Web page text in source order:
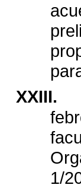
XXIII.
1/